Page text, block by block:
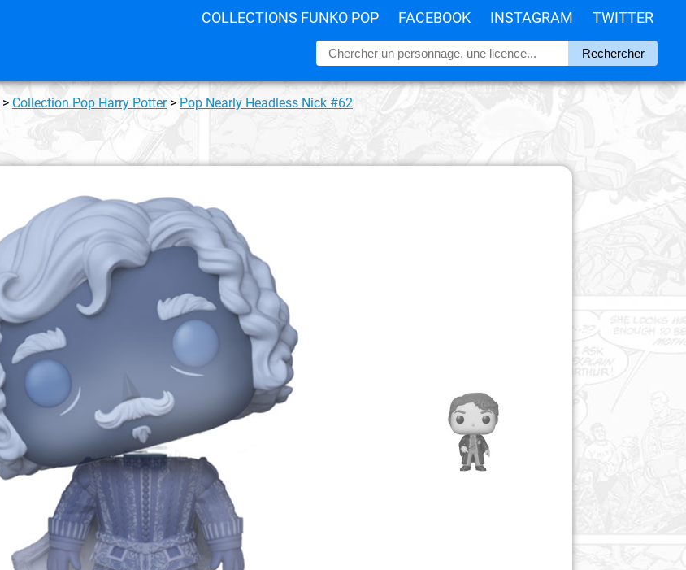
COLLECTIONS FUNKO POP FACEBOOK INSTAGRAM TWITTER
> Collection Pop Harry Potter > Pop Nearly Headless Nick #62